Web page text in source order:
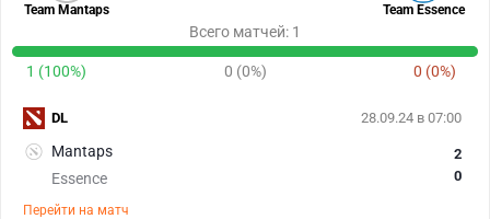
Team Mantaps Team Essence
Всего матчей: 1
1 (100%) 0 (0%) 0 (0%)
28.09.24 в 07:00
Mantaps
Essence
2
0
Перейти на матч
DL